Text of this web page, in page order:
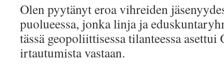
Olen pyytänyt eroa vihreiden
puolueessa, jonka linja ja
tässä geopoliittisessa tilanteessa asettui
irtautumista vastaan.